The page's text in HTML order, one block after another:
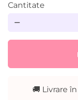
Cantitate
remove
🚚 Livrare